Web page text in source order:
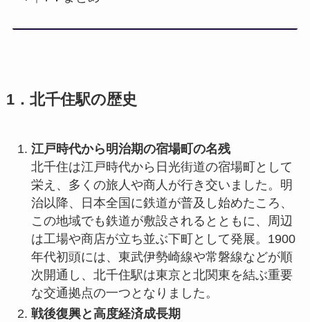
1．北千住駅の歴史
江戸時代から明治期の宿場町の名残
北千住は江戸時代から日光街道の宿場町として
栄え、多くの旅人や商人が行き交いました。明
治以降、日本全国に鉄道が普及し始めたころ、
この地域でも鉄道が敷設されるとともに、周辺
は工場や商店が立ち並ぶ下町として発展。1900
年代初頭には、東武伊勢崎線や常磐線などが順
次開通し、北千住駅は東京と北関東を結ぶ重要
な交通拠点の一つとなりました。
戦後復興と高度経済成長期